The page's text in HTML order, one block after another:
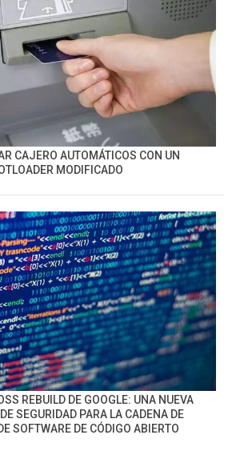
CAJERO AUTOMÁTICOS CON UN
MODIFICADO
REBUILD DE GOOGLE: UNA NUEVA
SEGURIDAD PARA LA CADENA DE
SOFTWARE DE CÓDIGO ABIERTO